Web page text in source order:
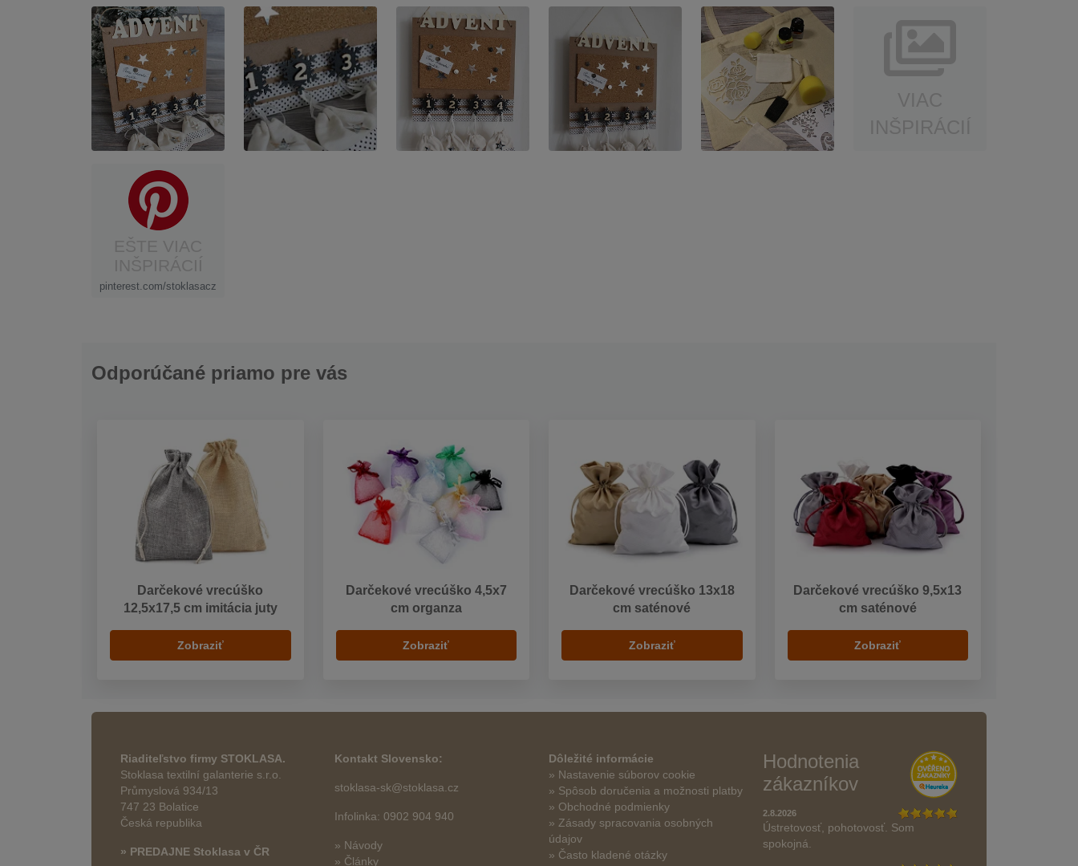
pinterest.com/stoklasacz
Odporúčané priamo pre vás
Darčekové vrecúško
12,5x17,5 cm imitácia juty
Zobraziť
Darčekové vrecúško 4,5x7
cm organza
Zobraziť
Darčekové vrecúško 13x18
cm saténové
Zobraziť
Darčekové vrecúško 9,5x13
cm saténové
Zobraziť
Riaditeľstvo firmy STOKLASA.
Stoklasa textilní galanterie s.r.o.
Průmyslová 934/13
747 23 Bolatice
Česká republika
» PREDAJNE Stoklasa v ČR
Kontakt Slovensko:
stoklasa-sk@stoklasa.cz
Infolinka: 0902 904 940
» Návody
» Články
Dôležité informácie
» Nastavenie súborov cookie
» Spôsob doručenia a možnosti platby
» Obchodné podmienky
» Zásady spracovania osobných
údajov
» Často kladené otázky
Hodnotenia
zákazníkov
2.8.2026
Ústretovosť, pohotovosť. Som
spokojná.